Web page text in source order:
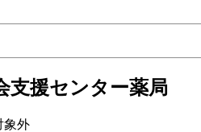
支援センター薬局
象外